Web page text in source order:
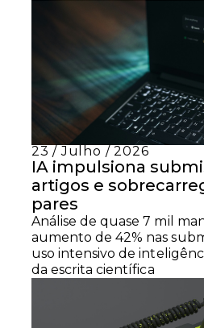
23 / Julho / 2026
IA impulsiona
artigos e
pares
Análise de quase 7 mil
aumento de 42% nas
uso intensivo de
da escrita científica